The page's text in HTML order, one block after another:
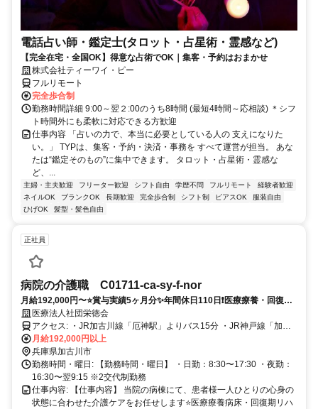
電話占い師・鑑定士(タロット・占星術・霊感など)
【完全在宅・全国OK】得意な占術でOK｜集客・予約はおまかせ
株式会社ティーワイ・ピー
フルリモート
完全歩合制
勤務時間詳細 9:00～翌２:00のうち8時間 (最短4時間～応相談) ＊シフ
ト時間外にも柔軟に対応できる方歓迎
仕事内容 「占いの力で、本当に必要としている人の 支えになりた
い。」 TYPは、集客・予約・決済・事務を すべて運営が担当。 あな
たは“鑑定そのもの”に集中できます。 タロット・占星術・霊感な
ど、...
主婦・主夫歓迎 フリーター歓迎 シフト自由 学歴不問 フルリモート
経験者歓迎
ネイルOK
ブランクOK 長期歓迎 完全歩合制 シフト制 ピアスOK
服装自由
ひげOK
髪型・髪色自由
正社員
病院の介護職 C01711-ca-sy-f-nor
月給192,000円〜⭐️賞与実績5ヶ月分✨年間休日110日❗️医療療養・回復期
病棟で専門性を高めて活躍しませんか⭕️
医療法人社団栄徳会
アクセス: ・JR加古川線「厄神駅」よりバス15分 ・JR神戸線「加古
川駅」よりバス25分 ・山陽電鉄本線「尾上の松駅」よりバス35分
月給192,000円以上
兵庫県加古川市
勤務時間・曜日: 【勤務時間・曜日】 ・日勤：8:30〜17:30 ・夜勤：
16:30〜翌9:15 ※2交代制勤務
仕事内容: 【仕事内容】 当院の病棟にて、患者様一人ひとりの心身の
状態に合わせた介護ケアをお任せします⭐️医療療養病床・回復期リハ